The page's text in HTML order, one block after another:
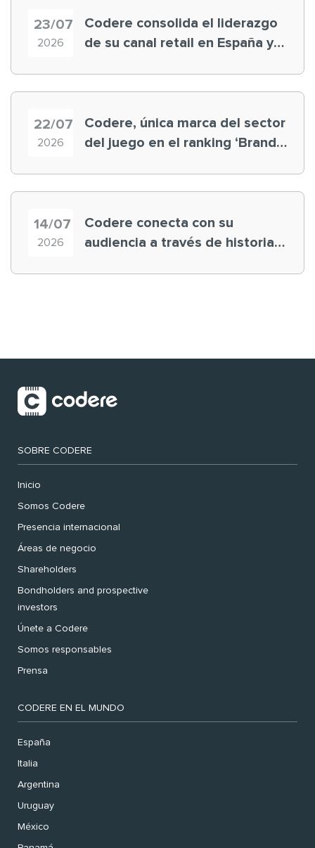
23/07
2026
Codere consolida el liderazgo
de su canal retail en España y
22/07
2026
Codere, única marca del sector
del juego en el ranking ‘Brand
14/07
2026
Codere conecta con su
audiencia a través de historias
SOBRE CODERE
Inicio
Somos Codere
Presencia internacional
Áreas de negocio
Shareholders
Bondholders and prospective
investors
Únete a Codere
Somos responsables
Prensa
CODERE EN EL MUNDO
España
Italia
Argentina
Uruguay
México